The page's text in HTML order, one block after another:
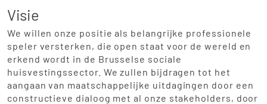
Visie
We willen onze positie als belangrijke professionele
speler versterken, die open staat voor de wereld en
erkend wordt in de Brusselse sociale
huisvestingssector. We zullen bijdragen tot het
aangaan van maatschappelijke uitdagingen door een
constructieve dialoog met al onze stakeholders, door